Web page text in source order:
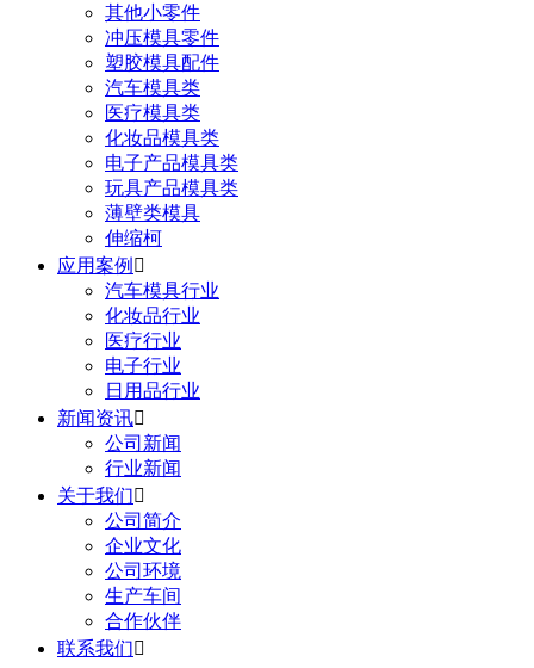
其他小零件
冲压模具零件
塑胶模具配件
汽车模具类
医疗模具类
化妆品模具类
电子产品模具类
玩具产品模具类
薄壁类模具
伸缩柯
应用案例 
汽车模具行业
化妆品行业
医疗行业
电子行业
日用品行业
新闻资讯
公司新闻
行业新闻
关于我们
公司简介
企业文化
公司环境
生产车间
合作伙伴
联系我们